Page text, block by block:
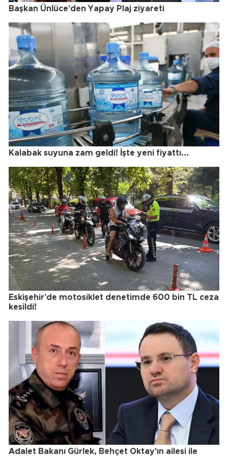
Başkan Ünlüce'den Yapay Plaj ziyareti
Kalabak suyuna zam geldi! İşte yeni fiyattı...
Eskişehir'de motosiklet denetimde 600 bin TL ceza
kesildi!
Adalet Bakanı Gürlek, Behçet Oktay'ın ailesi ile